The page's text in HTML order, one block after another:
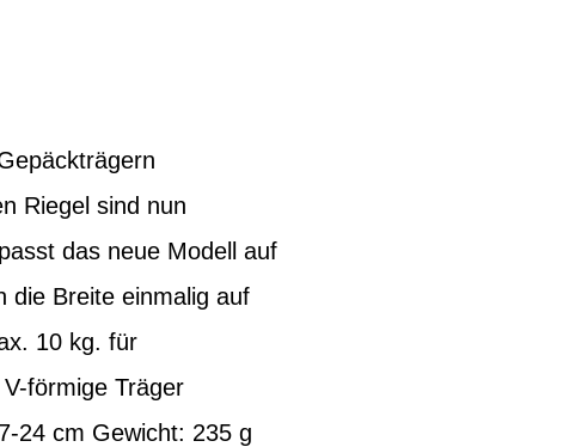
Riegel sind nun
das neue Modell auf
die Breite einmalig auf
10 kg. für
förmige Träger
24 cm Gewicht: 235 g